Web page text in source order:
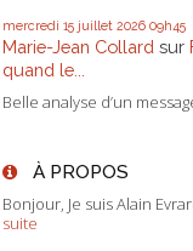
mercredi 15 juillet 2026 09h45
Marie-Jean Collard sur
quand le...
Belle analyse d’un
À PROPOS
Bonjour, Je suis Alain
suite